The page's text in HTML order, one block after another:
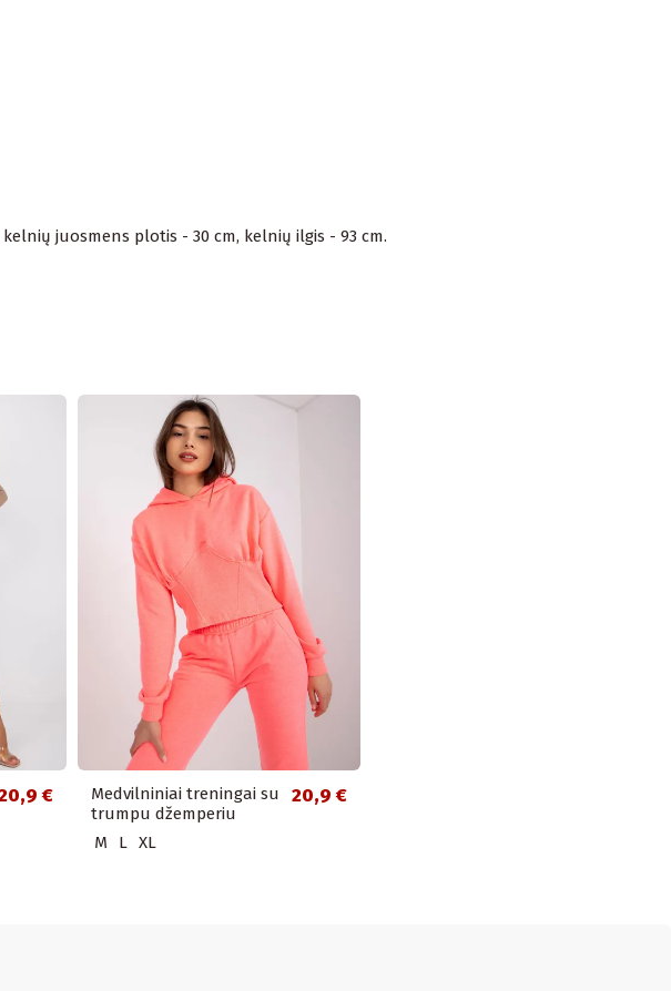
juosmens plotis - 30 cm, kelnių ilgis - 93 cm.
€
Medvilniniai treningai su
trumpu džemperiu
20,9 €
M L XL